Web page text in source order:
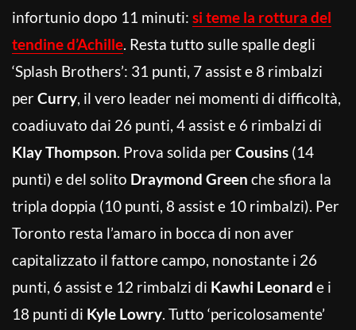
infortunio dopo 11 minuti: si teme la rottura del
tendine d’Achille. Resta tutto sulle spalle degli
‘Splash Brothers’: 31 punti, 7 assist e 8 rimbalzi
perCurry, il vero leader nei momenti di difficoltà,
coadiuvato dai 26 punti, 4 assist e 6 rimbalzi di
Klay Thompson. Prova solida perCousins (14
punti) e del solito Draymond Green che sfiora la
tripla doppia (10 punti, 8 assist e 10 rimbalzi). Per
Toronto resta l’amaro in bocca di non aver
capitalizzato il fattore campo, nonostante i 26
punti, 6 assist e 12 rimbalzi di Kawhi Leonard e i
18 punti di Kyle Lowry. Tutto ‘pericolosamente’